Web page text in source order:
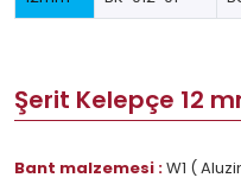
Şerit Kelepçe 12
Bant malzemesi :W1 (